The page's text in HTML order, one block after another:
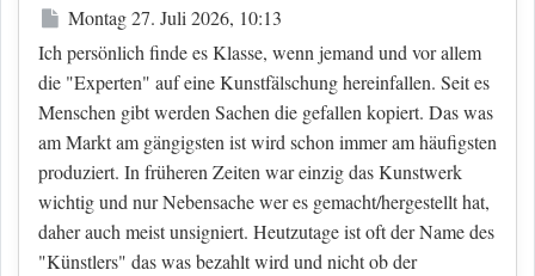
Beitrag
Montag 27. Juli 2026, 10:13
Ich persönlich finde es Klasse, wenn jemand und vor allem
die "Experten" auf eine Kunstfälschung hereinfallen. Seit es
Menschen gibt werden Sachen die gefallen kopiert. Das was
am Markt am gängigsten ist wird schon immer am häufigsten
produziert. In früheren Zeiten war einzig das Kunstwerk
wichtig und nur Nebensache wer es gemacht/hergestellt hat,
daher auch meist unsigniert. Heutzutage ist oft der Name des
"Künstlers" das was bezahlt wird und nicht ob der